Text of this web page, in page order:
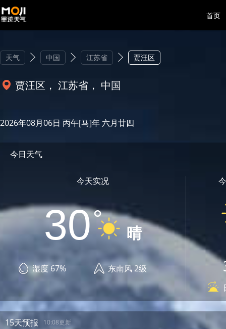
首页
天气 中国 江苏省 贾汪区
贾汪区， 江苏省， 中国
2026年08月06日 丙午[马]年 六月廿四
今日天气
今天实况
30 晴
湿度 67% 东南风 2级
15天预报 10:08更新